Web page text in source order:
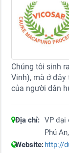
Chúng tôi sinh
Vinh), mà ở
của người dân
Địa chỉ: VP đại
Phú
Website:http://